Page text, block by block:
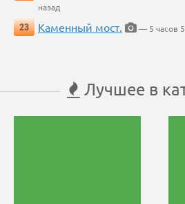
назад
23
Каменный мост. — 5 часов
Лучшее в